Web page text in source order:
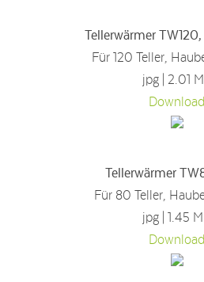
Tellerwärmer
Für 120 Teller,
jpg | 2.01
Download
Tellerwärmer
Für 80 Teller,
jpg | 1.45
Download